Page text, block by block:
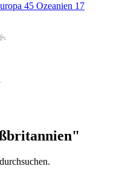
45 Ozeanien 17